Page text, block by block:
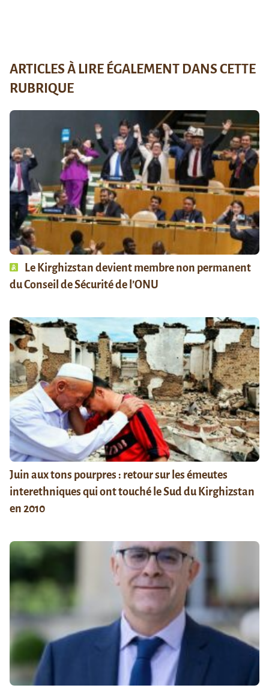
ARTICLES À LIRE ÉGALEMENT DANS CETTE
RUBRIQUE
Le Kirghizstan devient membre non permanent
du Conseil de Sécurité de l’ONU
Juin aux tons pourpres : retour sur les émeutes
interethniques qui ont touché le Sud du Kirghizstan
en 2010